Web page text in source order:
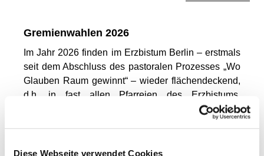
Diese Webseite verwendet Cookies
Gremienwahlen 2026
Im Jahr 2026 finden im Erzbistum Berlin – erstmals
seit dem Abschluss des pastoralen Prozesses „Wo
Glauben Raum gewinnt“ – wieder flächendeckend,
d.h. in fast allen Pfarreien des Erzbistums,
diesmal auch digital!
Bis zum 15. November 2026 werden auch in